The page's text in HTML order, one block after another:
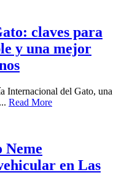
claves para
y una mejor
Internacional del Gato, una
Read More
Neme
en Las